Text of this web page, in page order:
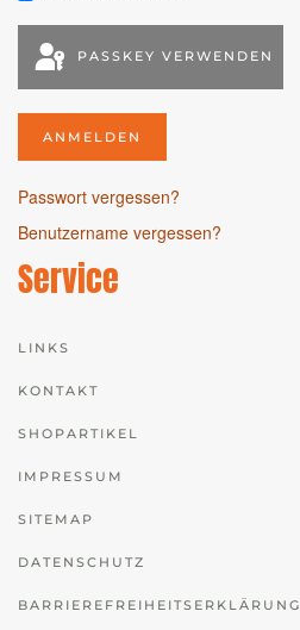
PASSKEY VERWENDEN
ANMELDEN
Passwort vergessen?
Benutzername vergessen?
Service
LINKS
KONTAKT
SHOPARTIKEL
IMPRESSUM
SITEMAP
DATENSCHUTZ
BARRIEREFREIHEITSERKLÄRUNG